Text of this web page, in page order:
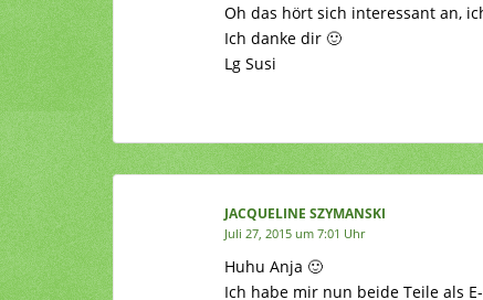
Oh das hört sich interessant an,
Ich danke dir 🙂
Lg Susi
JACQUELINE SZYMANSKI
Juli 27, 2015 um 7:01 Uhr
Huhu Anja 🙂
Ich habe mir nun beide Teile als